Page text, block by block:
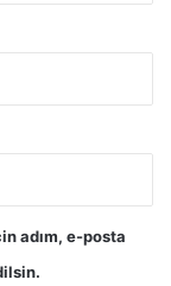
adım, e-posta